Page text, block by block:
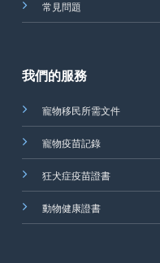
常見問題
我們的服務
寵物移民所需文件
寵物疫苗記錄
狂犬症疫苗證書
動物健康證書